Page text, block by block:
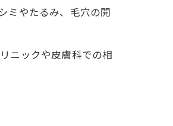
ミやたるみ、毛穴の開
ニックや皮膚科での相